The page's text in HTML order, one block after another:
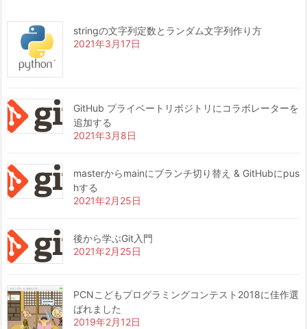
stringの文字列定数とランダム文字列作り方
2021年3月17日
GitHub プライベートリポジトリにコラボレーターを
追加する
2021年3月8日
masterからmainにブランチ切り替え & GitHubにpus
hする
2021年2月25日
後から学ぶGit入門
2021年2月25日
PCNこどもプログラミングコンテスト2018に佳作選
ばれました
2019年2月12日